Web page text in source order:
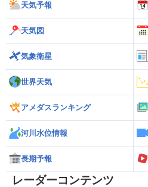
天気予報
天気図
気象衛星
世界天気
アメダスランキング
河川水位情報
長期予報
レーダーコンテンツ